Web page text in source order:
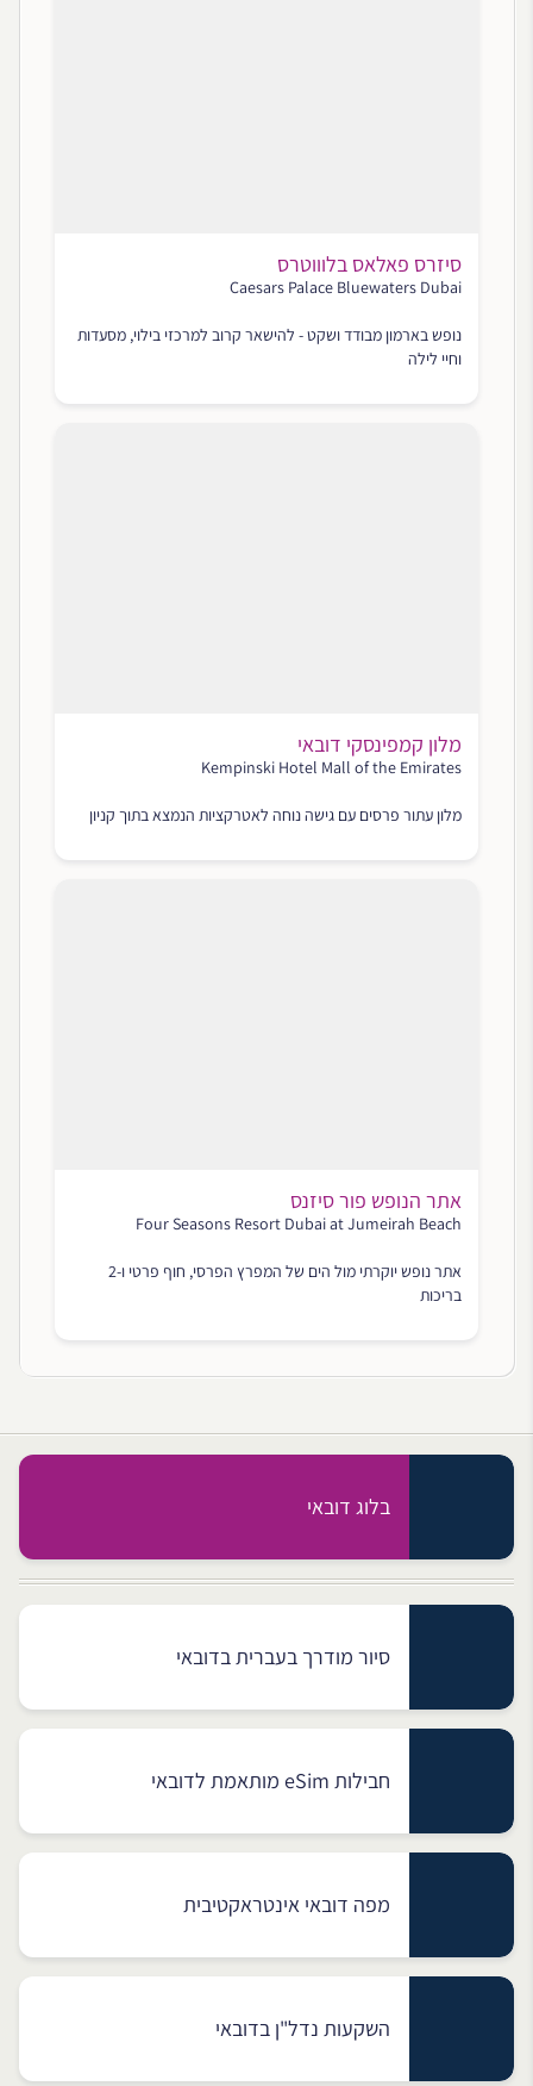
סיזרס פאלאס בלוווטרס
Caesars Palace Bluewaters Dubai
נופש בארמון מבודד ושקט - להישאר קרוב למרכזי בילוי, מסעדות
וחיי לילה
מלון קמפינסקי דובאי
Kempinski Hotel Mall of the Emirates
מלון עתור פרסים עם גישה נוחה לאטרקציות הנמצא בתוך קניון
אתר הנופש פור סיזנס
Four Seasons Resort Dubai at Jumeirah Beach
אתר נופש יוקרתי מול הים של המפרץ הפרסי, חוף פרטי ו-2
בריכות
בלוג דובאי
סיור מודרך בעברית בדובאי
חבילות eSim מותאמת לדובאי
מפה דובאי אינטראקטיבית
השקעות נדל"ן בדובאי